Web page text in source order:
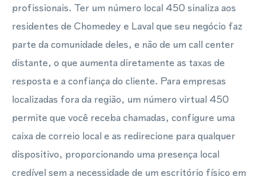
profissionais. Ter um número local 450 sinaliza aos
residentes de Chomedey e Laval que seu negócio faz
parte da comunidade deles, e não de um call center
distante, o que aumenta diretamente as taxas de
resposta e a confiança do cliente. Para empresas
localizadas fora da região, um número virtual 450
permite que você receba chamadas, configure uma
caixa de correio local e as redirecione para qualquer
dispositivo, proporcionando uma presença local
credível sem a necessidade de um escritório físico em